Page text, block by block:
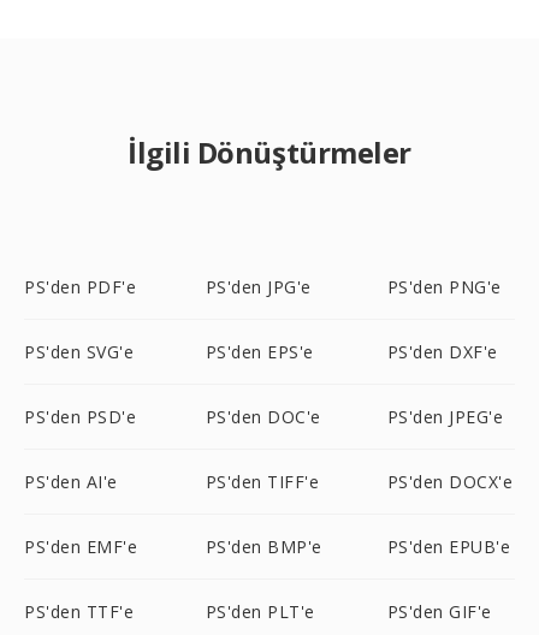
İlgili Dönüştürmeler
PS'den PDF'e PS'den JPG'e PS'den PNG'e
PS'den SVG'e PS'den EPS'e PS'den DXF'e
PS'den PSD'e PS'den DOC'e PS'den JPEG'e
PS'den AI'e PS'den TIFF'e PS'den DOCX'e
PS'den EMF'e PS'den BMP'e PS'den EPUB'e
PS'den TTF'e PS'den PLT'e PS'den GIF'e